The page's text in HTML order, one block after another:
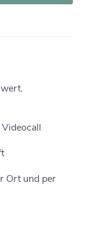
Ort und per